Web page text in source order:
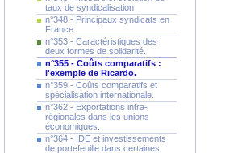
taux de syndicalisation
n°348 - Principaux syndicats en
France
n°353 - Caractéristiques des
deux formes de solidarité.
n°355 - Coûts comparatifs :
l'exemple de Ricardo.
n°359 - Coûts comparatifs et
spécialisation internationale.
n°362 - Exportations intra-
régionales dans les unions
économiques.
n°364 - IDE et investissements
de portefeuille dans certaines